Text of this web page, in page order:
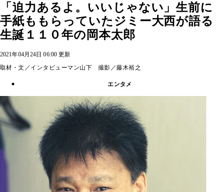
「迫力あるよ。いいじゃない」生前に
手紙ももらっていたジミー大西が語る
生誕１１０年の岡本太郎
2021年04月24日 06:00 更新
取材・文／インタビューマン山下 撮影／藤木裕之
エンタメ